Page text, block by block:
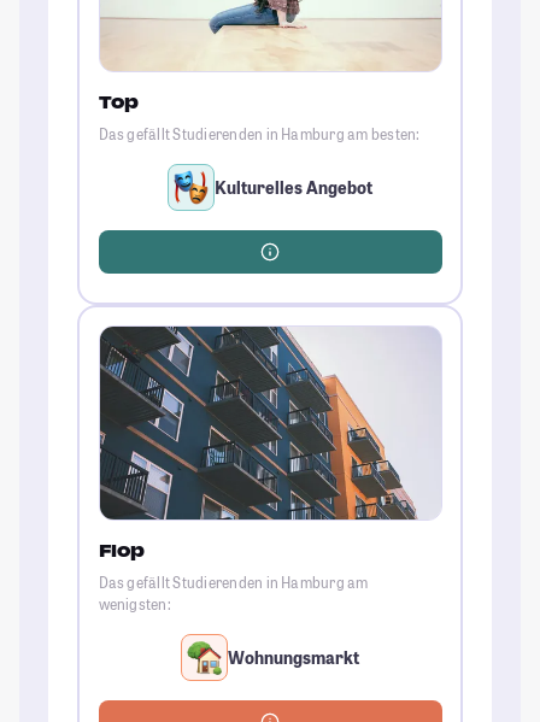
Top
Das gefällt Studierenden in Hamburg am besten:
Kulturelles Angebot
Flop
Das gefällt Studierenden in Hamburg am
wenigsten:
Wohnungsmarkt